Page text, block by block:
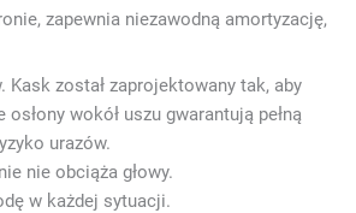
zapewnia niezawodną amortyzację,
został zaprojektowany tak, aby
wokół uszu gwarantują pełną
urazów.
nie obciąża głowy.
w każdej sytuacji.